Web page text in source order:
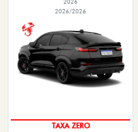
2026/2026
TAXA ZERO